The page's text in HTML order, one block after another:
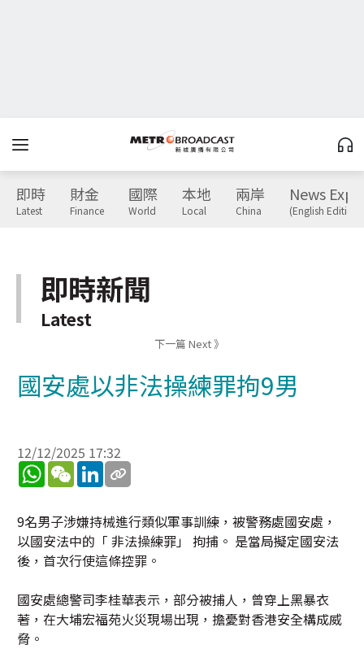
即時
Latest
財金
Finance
國際
World
本地
Local
兩岸
China
News
(English Edition)
即時新聞
Latest
下一篇 Next 》
國安處以非法操練罪拘9男
12/12/2025 17:32
WhatsApp
WeChatLinkedIn
9名男子涉嫌持械進行類似軍事訓練，被警務處國安處，
以國安法中的「 非法操練罪」 拘捕。 是當局擬定國安法
後，首次行使這條控罪。
國安處總警司李桂華表示，部分被捕人，曾穿上黑暴衣
著，在大埔宏福苑火災現場出現，擔憂對香港安全構成威
脅。